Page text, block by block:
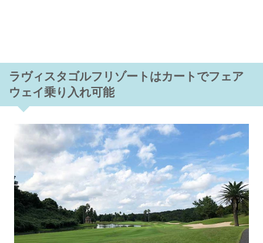
ラヴィスタゴルフリゾートはカートでフェア
ウェイ乗り入れ可能